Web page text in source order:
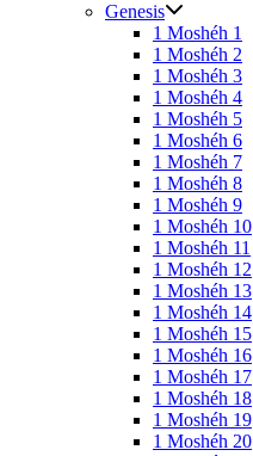
Genesis
1 Moshéh 1
1 Moshéh 2
1 Moshéh 3
1 Moshéh 4
1 Moshéh 5
1 Moshéh 6
1 Moshéh 7
1 Moshéh 8
1 Moshéh 9
1 Moshéh 10
1 Moshéh 11
1 Moshéh 12
1 Moshéh 13
1 Moshéh 14
1 Moshéh 15
1 Moshéh 16
1 Moshéh 17
1 Moshéh 18
1 Moshéh 19
1 Moshéh 20